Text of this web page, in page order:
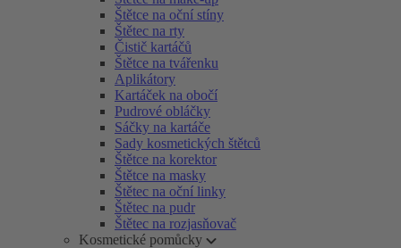
Štětce na oční stíny
Štětec na rty
Čistič kartáčů
Štětce na tvářenku
Aplikátory
Kartáček na obočí
Pudrové obláčky
Sáčky na kartáče
Sady kosmetických štětců
Štětce na korektor
Štětce na masky
Štětec na oční linky
Štětec na pudr
Štětec na rozjasňovač
Kosmetické pomůcky